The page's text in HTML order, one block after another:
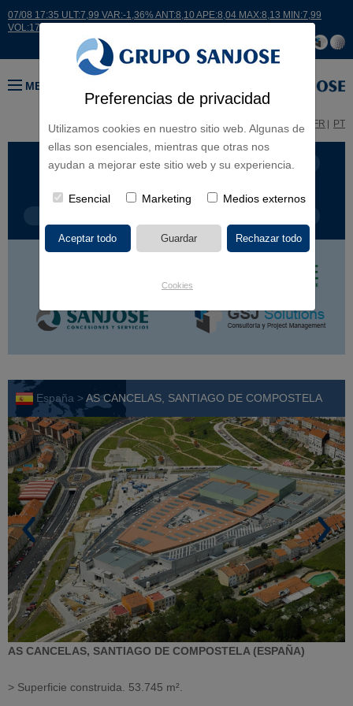
Preferencias de privacidad
Utilizamos cookies en nuestro sitio web. Algunas de
ellas son esenciales, mientras que otras nos
ayudan a mejorar este sitio web y su experiencia.
Esencial Marketing Medios externos
Cookies
07/08 17:35 ULT:7,99 VAR:-1,36% ANT:8,10 APE:8,04 MAX:8,13 MIN:7,99
VOL:17664
MENÚ
EN FR PT
LÍNEA DE NEGOCIO CONTINENTES
España >AS CANCELAS, SANTIAGO DE COMPOSTELA
AS CANCELAS, SANTIAGO DE COMPOSTELA (ESPAÑA)
> Superficie construida. 53.745 m².